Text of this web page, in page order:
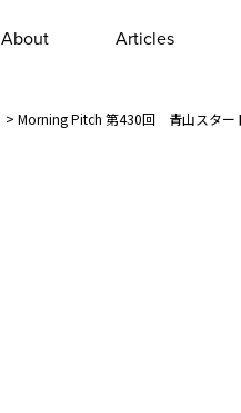
About Articles
> Morning Pitch 第430回 青山スター